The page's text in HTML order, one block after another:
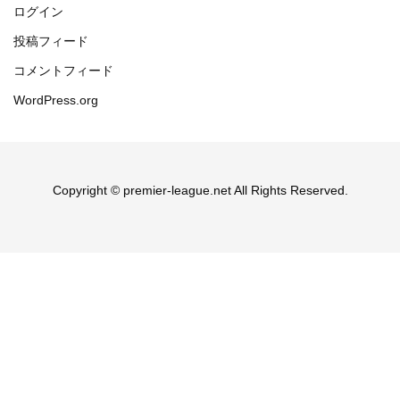
ログイン
投稿フィード
コメントフィード
WordPress.org
Copyright © premier-league.net All Rights Reserved.